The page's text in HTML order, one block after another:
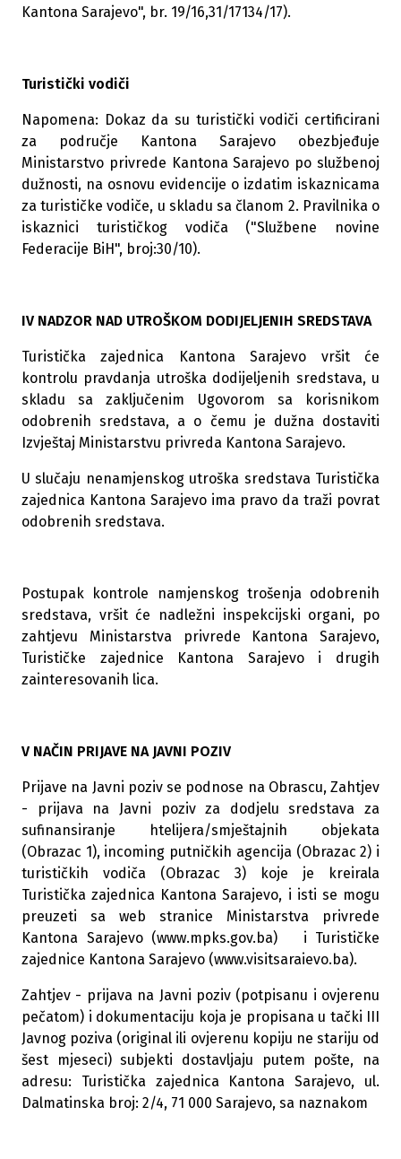
Kantona Sarajevo", br. 19/16,31/17134/17).
Turistički vodiči
Napomena: Dokaz da su turistički vodiči certificirani
za područje Kantona Sarajevo obezbjeđuje
Ministarstvo privrede Kantona Sarajevo po službenoj
dužnosti, na osnovu evidencije o izdatim iskaznicama
za turističke vodiče, u skladu sa članom 2. Pravilnika o
iskaznici turističkog vodiča ("Službene novine
Federacije BiH", broj:30/10).
IV NADZOR NAD UTROŠKOM DODIJELJENIH SREDSTAVA
Turistička zajednica Kantona Sarajevo vršit će
kontrolu pravdanja utroška dodijeljenih sredstava, u
skladu sa zaključenim Ugovorom sa korisnikom
odobrenih sredstava, a o čemu je dužna dostaviti
Izvještaj Ministarstvu privreda Kantona Sarajevo.
U slučaju nenamjenskog utroška sredstava Turistička
zajednica Kantona Sarajevo ima pravo da traži povrat
odobrenih sredstava.
Postupak kontrole namjenskog trošenja odobrenih
sredstava, vršit će nadležni inspekcijski organi, po
zahtjevu Ministarstva privrede Kantona Sarajevo,
Turističke zajednice Kantona Sarajevo i drugih
zainteresovanih lica.
V NAČIN PRIJAVE NA JAVNI POZIV
Prijave na Javni poziv se podnose na Obrascu, Zahtjev
- prijava na Javni poziv za dodjelu sredstava za
sufinansiranje htelijera/smještajnih objekata
(Obrazac 1), incoming putničkih agencija (Obrazac 2) i
turističkih vodiča (Obrazac 3) koje je kreirala
Turistička zajednica Kantona Sarajevo, i isti se mogu
preuzeti sa web stranice Ministarstva privrede
Kantona Sarajevo (www.mpks.gov.ba) i Turističke
zajednice Kantona Sarajevo (www.visitsaraievo.ba).
Zahtjev - prijava na Javni poziv (potpisanu i ovjerenu
pečatom) i dokumentaciju koja je propisana u tački III
Javnog poziva (original ili ovjerenu kopiju ne stariju od
šest mjeseci) subjekti dostavljaju putem pošte, na
adresu: Turistička zajednica Kantona Sarajevo, ul.
Dalmatinska broj: 2/4, 71 000 Sarajevo, sa naznakom